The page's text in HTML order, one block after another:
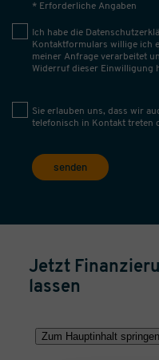
* Erforderliche Angaben
Ich habe die
Kontaktformulars willige ich
meiner Anfrage verarbeitet
Widerruf dieser Einwilligung
Sie erlauben uns, dass wir
telefonisch in Kontakt treten
senden
Jetzt
lassen